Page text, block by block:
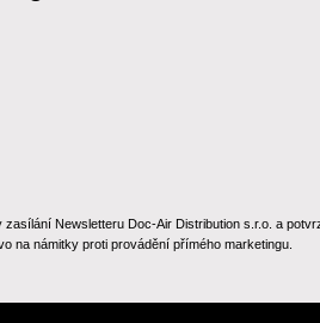
Newsletteru Doc-Air Distribution s.r.o. a
na námitky proti provádění přímého marketingu.